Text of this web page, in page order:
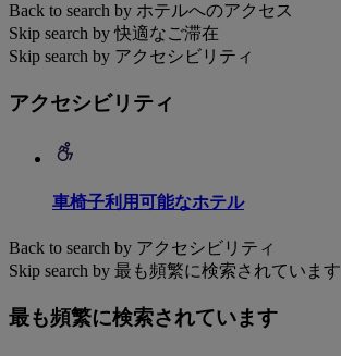
Back to search by ホテルへのアクセス
Skip search by 快適なご滞在
Skip search by アクセシビリティ
アクセシビリティ
車椅子利用可能なホテル
Back to search by アクセシビリティ
Skip search by 最も頻繁に検索されています
最も頻繁に検索されています